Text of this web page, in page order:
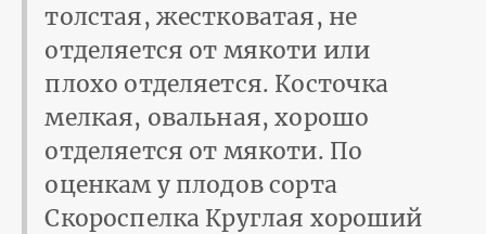
толстая, жестковатая, не
отделяется от мякоти или
плохо отделяется. Косточка
мелкая, овальная, хорошо
отделяется от мякоти. По
оценкам у плодов сорта
Скороспелка Круглая хороший